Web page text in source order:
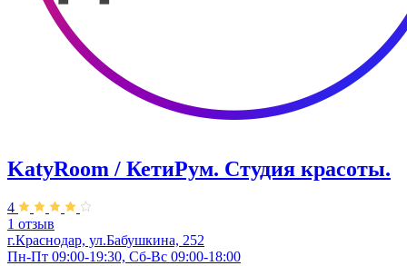
KatyRoom / КетиРум. Студия красоты.
4
1 отзыв
г.Краснодар, ул.Бабушкина, 252
Пн-Пт 09:00-19:30, Сб-Вс 09:00-18:00